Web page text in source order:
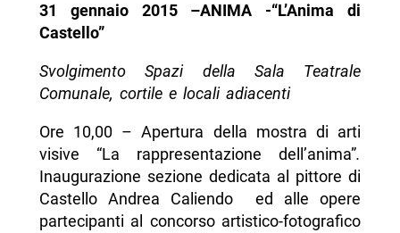
31 gennaio 2015 –ANIMA -“L’Anima di
Castello”
Svolgimento Spazi della Sala Teatrale
Comunale, cortile e locali adiacenti
Ore 10,00 – Apertura della mostra di arti
visive “La rappresentazione dell’anima”.
Inaugurazione sezione dedicata al pittore di
Castello Andrea Caliendo ed alle opere
partecipanti al concorso artistico-fotografico